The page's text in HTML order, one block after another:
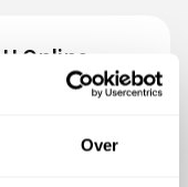
Over
Online